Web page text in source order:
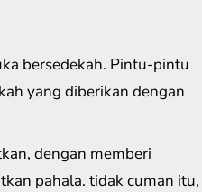
bersedekah. Pintu-pintu
yang diberikan dengan
dengan memberi
pahala. tidak cuman itu,